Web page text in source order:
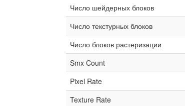
Число шейдерных блоков
Число текстурных блоков
Число блоков растеризации
Smx Count
Pixel Rate
Texture Rate